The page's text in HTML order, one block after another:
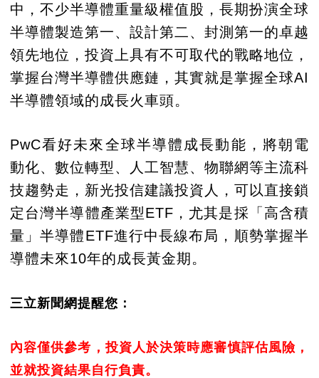
中，不少半導體重量級權值股，長期扮演全球
半導體製造第一、設計第二、封測第一的卓越
領先地位，投資上具有不可取代的戰略地位，
掌握台灣半導體供應鏈，其實就是掌握全球AI
半導體領域的成長火車頭。
PwC看好未來全球半導體成長動能，將朝電
動化、數位轉型、人工智慧、物聯網等主流科
技趨勢走，新光投信建議投資人，可以直接鎖
定台灣半導體產業型ETF，尤其是採「高含積
量」半導體ETF進行中長線布局，順勢掌握半
導體未來10年的成長黃金期。
三立新聞網提醒您：
內容僅供參考，投資人於決策時應審慎評估風險，
並就投資結果自行負責。